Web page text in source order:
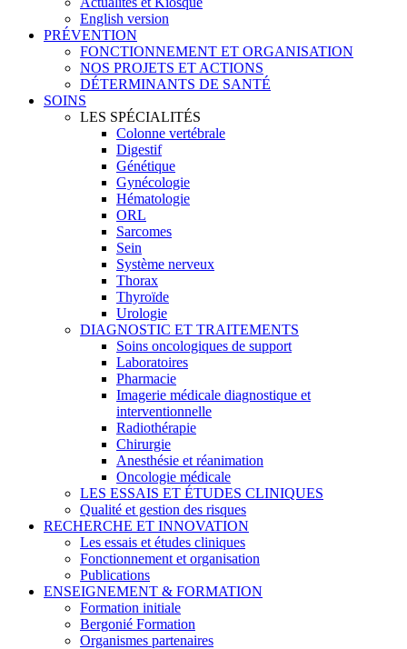
English version
PRÉVENTION
FONCTIONNEMENT ET ORGANISATION
NOS PROJETS ET ACTIONS
DÉTERMINANTS DE SANTÉ
SOINS
LES SPÉCIALITÉS
Colonne vertébrale
Digestif
Génétique
Gynécologie
Hématologie
ORL
Sarcomes
Sein
Système nerveux
Thorax
Thyroïde
Urologie
DIAGNOSTIC ET TRAITEMENTS
Soins oncologiques de support
Laboratoires
Pharmacie
Imagerie médicale diagnostique et
interventionnelle
Radiothérapie
Chirurgie
Anesthésie et réanimation
Oncologie médicale
LES ESSAIS ET ÉTUDES CLINIQUES
Qualité et gestion des risques
RECHERCHE ET INNOVATION
Les essais et études cliniques
Fonctionnement et organisation
Publications
ENSEIGNEMENT & FORMATION
Formation initiale
Bergonié Formation
Organismes partenaires